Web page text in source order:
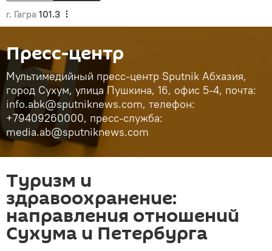
г. Гагра 101.3
Пресс-центр
Мультимедийный пресс-центр Sputnik Абхазия,
город Сухум, улица Пушкина, 16, офис 5-4, почта:
info.abk@sputniknews.com, телефон:
+79409260000, пресс-служба:
media.ab@sputniknews.com
Туризм и
здравоохранение:
направления отношений
Сухума и Петербурга